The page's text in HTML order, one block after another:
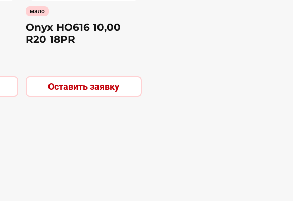
мало
Onyx HO616 10,00
R20 18PR
Оставить заявку